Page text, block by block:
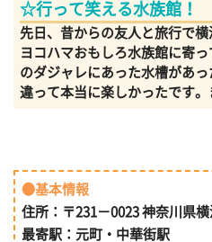
☆行って笑える水族館！
先日、昔からの友人と旅行で横
ヨコハマおもしろ水族館に寄
のダジャレにあった水槽があ
違って本当に楽しかったです。
●基本情報
住所：〒231－0023 神奈川県
最寄駅：元町・中華街駅